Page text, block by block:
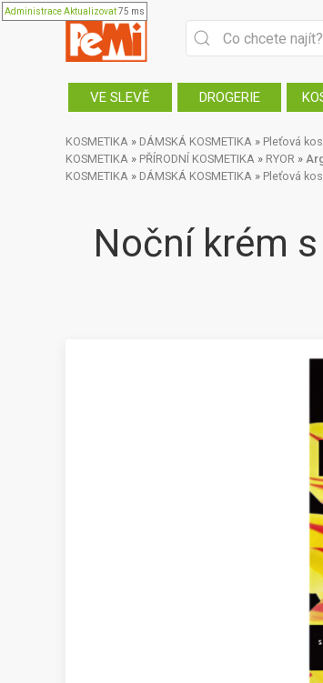
AdministraceAktualizovat75 ms
VE SLEVĚ DROGERIE
KOSMETIKA » DÁMSKÁ KOSMETIKA » Pleťová
KOSMETIKA » PŘÍRODNÍ KOSMETIKA » RYOR »
KOSMETIKA » DÁMSKÁ KOSMETIKA » Pleťová
Noční krém